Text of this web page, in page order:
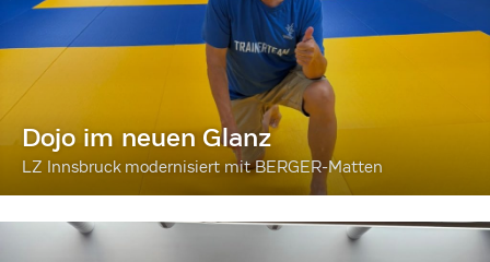
Dojo im neuen Glanz
LZ Innsbruck modernisiert mit BERGER-Matten